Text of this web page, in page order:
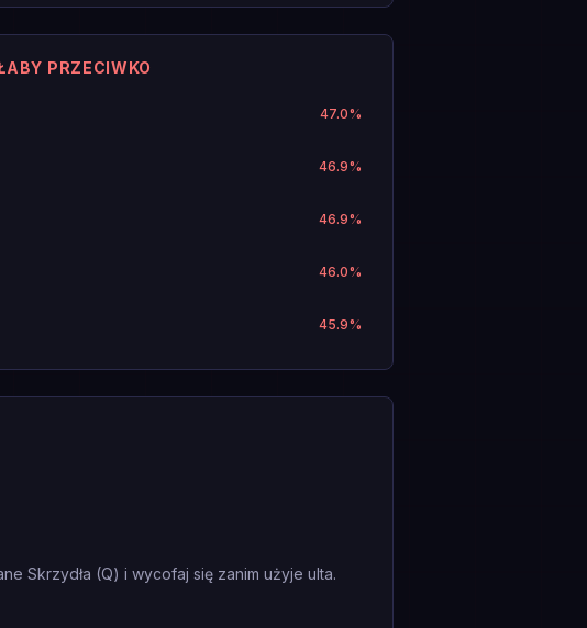
PRZECIWKO
47.0%
46.9%
46.9%
46.0%
45.9%
Skrzydła (Q) i wycofaj się zanim użyje ulta.